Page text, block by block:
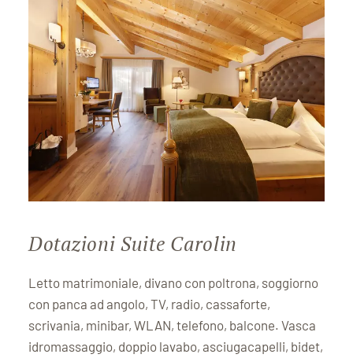
Dotazioni Suite Carolin
Letto matrimoniale, divano con poltrona, soggiorno
con panca ad angolo, TV, radio, cassaforte,
scrivania, minibar, WLAN, telefono, balcone. Vasca
idromassaggio, doppio lavabo, asciugacapelli, bidet,